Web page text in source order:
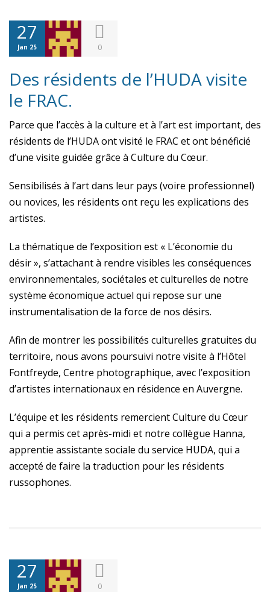
27
Jan 25 0
Des résidents de l’HUDA visite
le FRAC.
Parce que l’accès à la culture et à l’art est important, des
résidents de l’HUDA ont visité le FRAC et ont bénéficié
d’une visite guidée grâce à Culture du Cœur.
Sensibilisés à l’art dans leur pays (voire professionnel)
ou novices, les résidents ont reçu les explications des
artistes.
La thématique de l’exposition est « L’économie du
désir », s’attachant à rendre visibles les conséquences
environnementales, sociétales et culturelles de notre
système économique actuel qui repose sur une
instrumentalisation de la force de nos désirs.
Afin de montrer les possibilités culturelles gratuites du
territoire, nous avons poursuivi notre visite à l’Hôtel
Fontfreyde, Centre photographique, avec l’exposition
d’artistes internationaux en résidence en Auvergne.
L’équipe et les résidents remercient Culture du Cœur
qui a permis cet après-midi et notre collègue Hanna,
apprentie assistante sociale du service HUDA, qui a
accepté de faire la traduction pour les résidents
russophones.
27
Jan 25 0